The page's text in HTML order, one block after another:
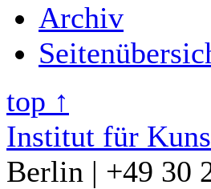
Archiv
top ↑
Institut für
Berlin | +49 30